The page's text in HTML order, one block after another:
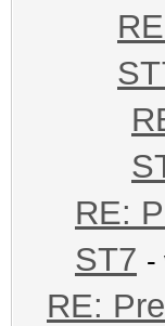
RE:
ST7 -
RE: